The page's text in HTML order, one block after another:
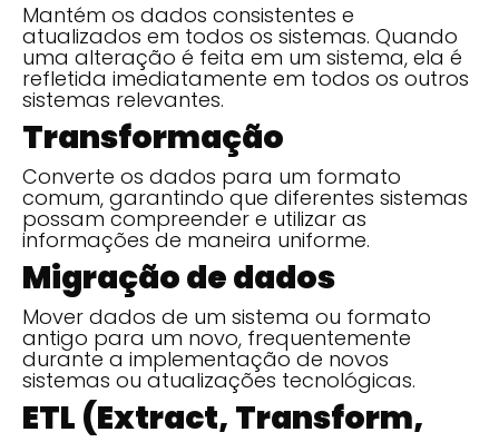
Mantém os dados consistentes e
atualizados em todos os sistemas. Quando
uma alteração é feita em um sistema, ela é
refletida imediatamente em todos os outros
sistemas relevantes.
Transformação
Converte os dados para um formato
comum, garantindo que diferentes sistemas
possam compreender e utilizar as
informações de maneira uniforme.
Migração de dados
Mover dados de um sistema ou formato
antigo para um novo, frequentemente
durante a implementação de novos
sistemas ou atualizações tecnológicas.
ETL (Extract, Transform,